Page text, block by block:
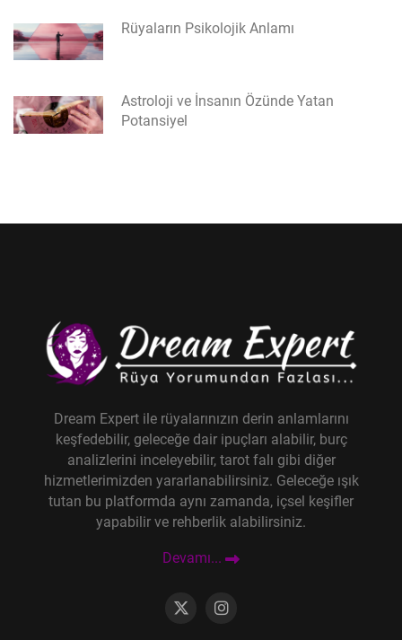
Rüyaların Psikolojik Anlamı
Astroloji ve İnsanın Özünde Yatan
Potansiyel
Dream Expert ile rüyalarınızın derin anlamlarını
keşfedebilir, geleceğe dair ipuçları alabilir, burç
analizlerini inceleyebilir, tarot falı gibi diğer
hizmetlerimizden yararlanabilirsiniz. Geleceğe ışık
tutan bu platformda aynı zamanda, içsel keşifler
yapabilir ve rehberlik alabilirsiniz.
Devamı...